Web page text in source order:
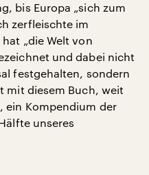
bis Europa „sich zum
zerfleischte im
„die Welt von
und dabei nicht
festgehalten, sondern
mit diesem Buch, weit
ein Kompendium der
unseres